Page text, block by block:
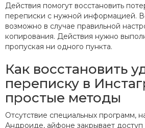
Действия помогут восстановить
переписки с нужной информацией.
возможно в случае правильной
копирования. Действия нужно
пропуская ни одного пункта.
Как восстановить
переписку в
простые методы
Отсутствие специальных программ,
Андроиде, айфоне закрывает